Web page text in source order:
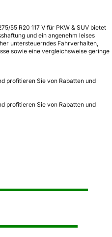
55 R20 117 V für PKW & SUV bietet
und ein angenehm leises
untersteuerndes Fahrverhalten,
sowie eine vergleichsweise geringe
profitieren Sie von Rabatten und
profitieren Sie von Rabatten und